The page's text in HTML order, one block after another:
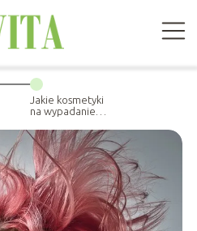
Jakie kosmetyki
na wypadanie
stosować?
Rodzaje i
składniki
aktywne